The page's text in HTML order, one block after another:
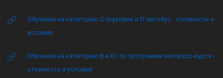
Обучение на категорию C грузовик и D автобус - стоимость и
условия
Обучение на категорию B и B1 по программе экспресс-курса -
стоимость и условия